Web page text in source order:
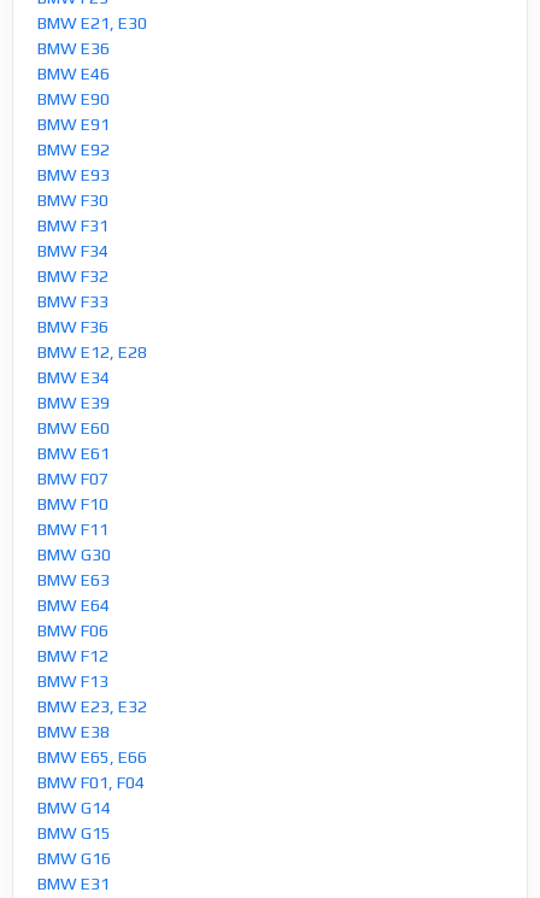
BMW E21, E30
BMW E36
BMW E46
BMW E90
BMW E91
BMW E92
BMW E93
BMW F30
BMW F31
BMW F34
BMW F32
BMW F33
BMW F36
BMW E12, E28
BMW E34
BMW E39
BMW E60
BMW E61
BMW F07
BMW F10
BMW F11
BMW G30
BMW E63
BMW E64
BMW F06
BMW F12
BMW F13
BMW E23, E32
BMW E38
BMW E65, E66
BMW F01, F04
BMW G14
BMW G15
BMW G16
BMW E31